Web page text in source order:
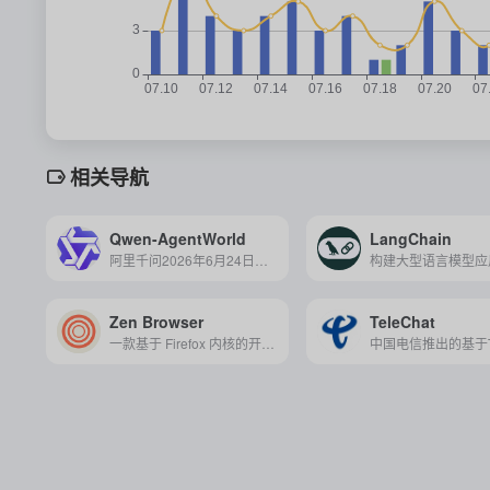
相关导航
Qwen-AgentWorld LangChain
Zen Browser TeleChat